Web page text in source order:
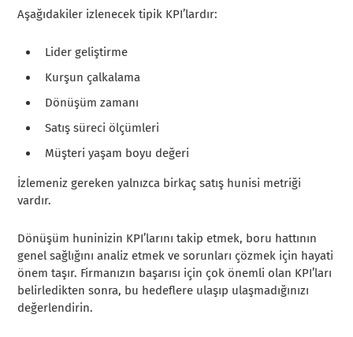
Aşağıdakiler izlenecek tipik KPI’lardır:
Lider geliştirme
Kurşun çalkalama
Dönüşüm zamanı
Satış süreci ölçümleri
Müşteri yaşam boyu değeri
İzlemeniz gereken yalnızca birkaç satış hunisi metriği
vardır.
Dönüşüm huninizin KPI’larını takip etmek, boru hattının
genel sağlığını analiz etmek ve sorunları çözmek için hayati
önem taşır. Firmanızın başarısı için çok önemli olan KPI’ları
belirledikten sonra, bu hedeflere ulaşıp ulaşmadığınızı
değerlendirin.